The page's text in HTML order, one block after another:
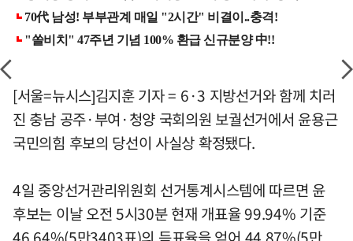
[서울=뉴시스]김지훈 기자 = 6·3 지방선거와 함께 치러
진 충남 공주·부여·청양 국회의원 보궐선거에서 윤용근
국민의힘 후보의 당선이 사실상 확정됐다.
4일 중앙선거관리위원회 선거통계시스템에 따르면 윤
후보는 이날 오전 5시30분 현재 개표율 99.94% 기준